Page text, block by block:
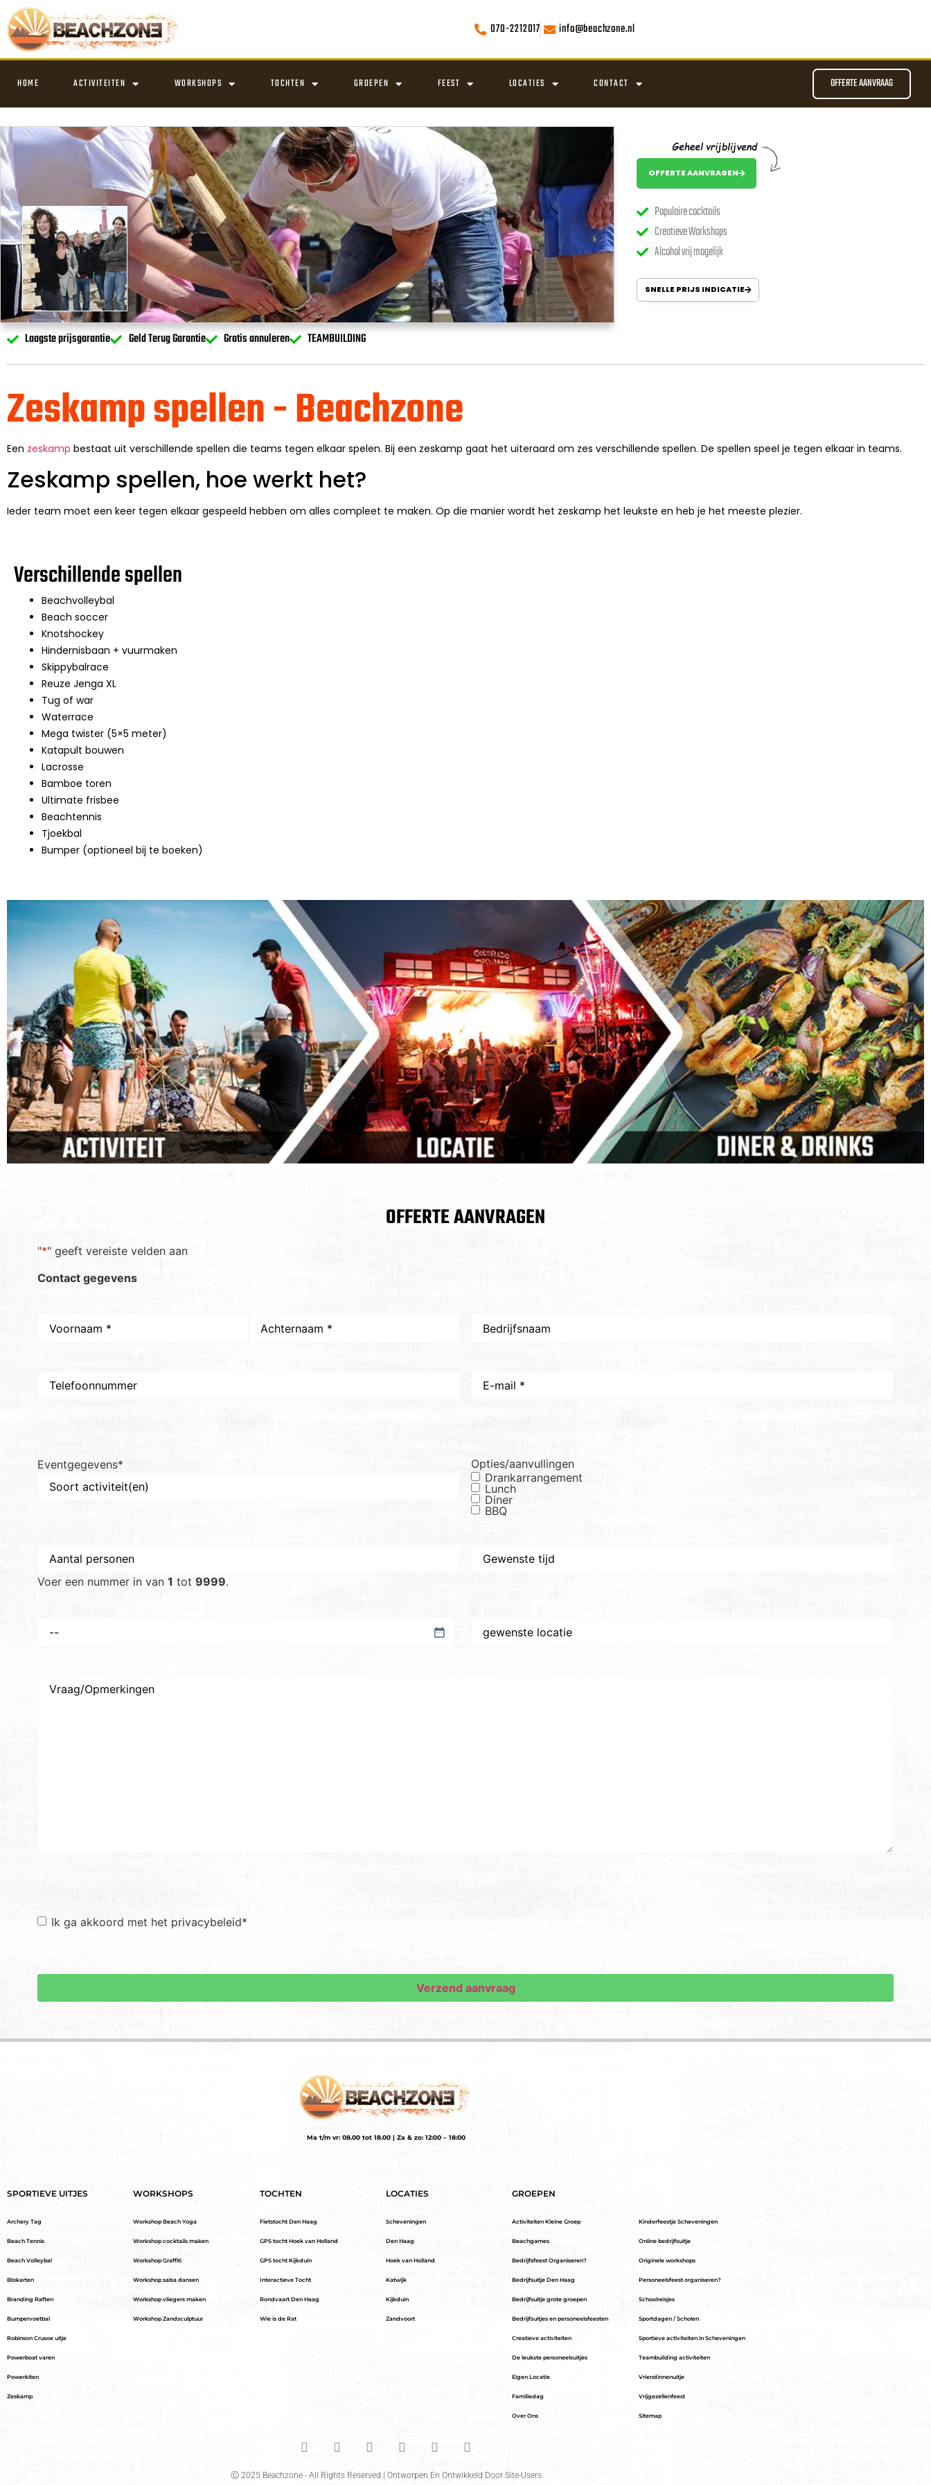
070-2212017 info@beachzone.nl
HOME ACTIVITEITEN WORKSHOPS TOCHTEN GROEPEN FEEST LOCATIES CONTACT OFFERTE AANVRAAG
OFFERTE AANVRAGEN
Populaire cocktails
Creatieve Workshops
Alcohol vrij mogelijk
SNELLE PRIJS INDICATIE
Laagste prijsgarantie Geld Terug Garantie Gratis annuleren TEAMBUILDING
Zeskamp spellen - Beachzone
Een zeskamp bestaat uit verschillende spellen die teams tegen elkaar spelen. Bij een zeskamp gaat het uiteraard om zes verschillende spellen. De spellen speel je tegen elkaar in teams.
Zeskamp spellen, hoe werkt het?
Ieder team moet een keer tegen elkaar gespeeld hebben om alles compleet te maken. Op die manier wordt het zeskamp het leukste en heb je het meeste plezier.
Verschillende spellen
Beachvolleybal
Beach soccer
Knotshockey
Hindernisbaan + vuurmaken
Skippybalrace
Reuze Jenga XL
Tug of war
Waterrace
Mega twister (5×5 meter)
Katapult bouwen
Lacrosse
Bamboe toren
Ultimate frisbee
Beachtennis
Tjoekbal
Bumper (optioneel bij te boeken)
OFFERTE AANVRAGEN
"*" geeft vereiste velden aan
Contact gegevens
Naam
mail*
Eventgegevens*
Opties/aanvullingen
Drankarrangement
Lunch
Diner
BBQ
personen *
Voer een nummer in van 1 tot 9999.
tijd
plaats/locatie*
Toestemming*
Ik ga akkoord met het privacybeleid*
Ma t/m vr: 08.00 tot 18.00 | Za & zo: 12:00 – 18:00
SPORTIEVE UITJES
Archery Tag
Beach Tennis
Beach Volleybal
Blokarten
Branding Raften
Bumpervoetbal
Robinson Crusoe uitje
Powerboat varen
Powerkiten
Zeskamp
WORKSHOPS
Workshop Beach Yoga
Workshop cocktails maken
Workshop Graffiti
Workshop salsa dansen
Workshop vliegers maken
Workshop Zandsculptuur
TOCHTEN
Fietstocht Den Haag
GPS tocht Hoek van Holland
GPS tocht Kijkduin
Interactieve Tocht
Rondvaart Den Haag
Wie is de Rat
LOCATIES
Scheveningen
Den Haag
Hoek van Holland
Katwijk
Kijkduin
Zandvoort
GROEPEN
Activiteiten Kleine Groep
Beachgames
Bedrijfsfeest Organiseren?
Bedrijfsuitje Den Haag
Bedrijfsuitje grote groepen
Bedrijfsuitjes en personeelsfeesten
Creatieve activiteiten
De leukste personeelsuitjes
Eigen Locatie
Familiedag
Over Ons
Kinderfeestje Scheveningen
Online bedrijfsuitje
Originele workshops
Personeelsfeest organiseren?
Schoolreisjes
Sportdagen / Scholen
Sportieve activiteiten in Scheveningen
Teambuilding activiteiten
Vriendinnenuitje
Vrijgezellenfeest
Sitemap
Ⓒ 2025 Beachzone - All Rights Reserved | Ontworpen En Ontwikkeld Door Site-Users